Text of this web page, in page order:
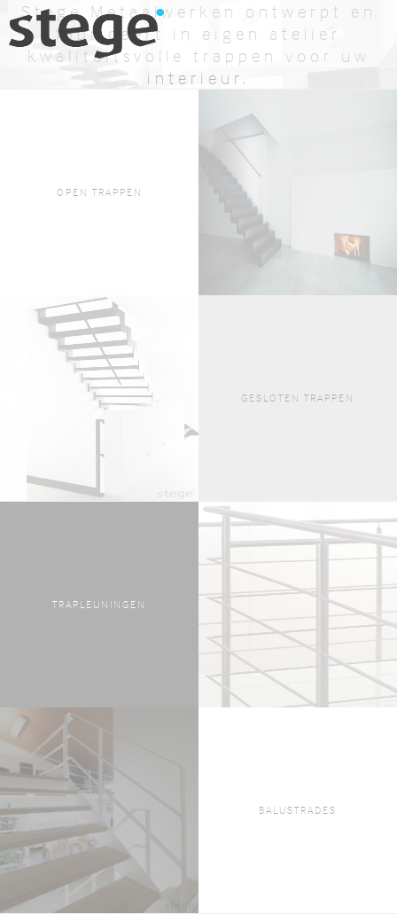
Stege Metaalwerken ontwerpt en
fabriceert in eigen atelier
kwaliteitsvolle trappen voor uw
interieur.
BEKIJK AANBOD
OFFERTE AANVRAGEN
OPEN TRAPPEN
GESLOTEN TRAPPEN
TRAPLEUNINGEN
BALUSTRADES